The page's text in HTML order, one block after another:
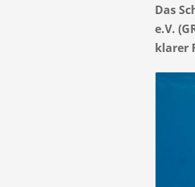
Das
e.V.
klarer